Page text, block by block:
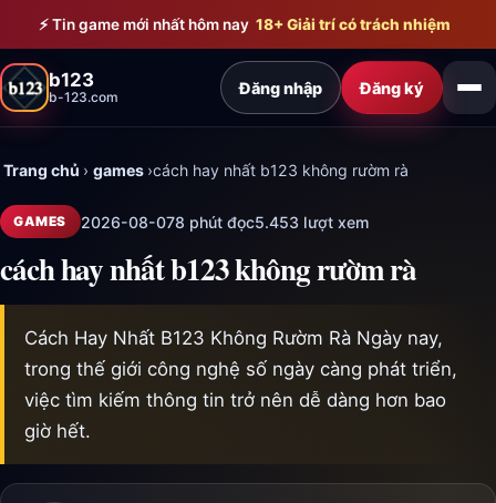
Bỏ qua đến nội dung chính
⚡ Tin game mới nhất hôm nay 18+ Giải trí có trách nhiệm
b123
b-123.com Đăng nhập Đăng ký
Trang chủ › games ›cách hay nhất b123 không rườm rà
GAMES 2026-08-078 phút đọc5.453 lượt xem
cách hay nhất b123 không rườm rà
Cách Hay Nhất B123 Không Rườm Rà Ngày nay,
trong thế giới công nghệ số ngày càng phát triển,
việc tìm kiếm thông tin trở nên dễ dàng hơn bao
giờ hết.